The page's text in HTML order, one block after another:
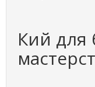
Кий для